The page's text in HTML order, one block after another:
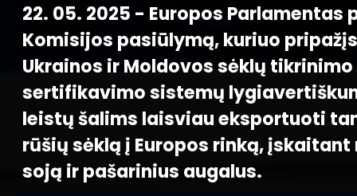
22. 05. 2025 - Europos
Komisijos pasiūlymą, kuriuo
Ukrainos ir Moldovos sėklų
sertifikavimo sistemų
leistų šalims laisviau eksportuoti
rūšių sėklą į Europos rinką, įskaitant
soją ir pašarinius augalus.